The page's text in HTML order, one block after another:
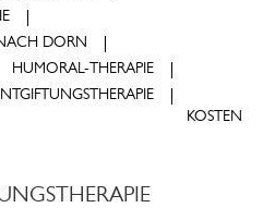
DORN
HUMORAL-THERAPIE
(CURRENT)
KOSTEN